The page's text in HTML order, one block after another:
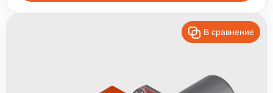
В сравнение